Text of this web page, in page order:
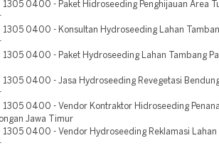
1305 0400 - Paket Hidroseeding Penghijauan Area
1305 0400 - Konsultan Hydroseeding Lahan
1305 0400 - Paket Hydroseeding Lahan Tambang
1305 0400 - Jasa Hydroseeding Revegetasi
1305 0400 - Vendor Kontraktor Hidroseeding
Jawa Timur
1305 0400 - Vendor Hydroseeding Reklamasi Lahan